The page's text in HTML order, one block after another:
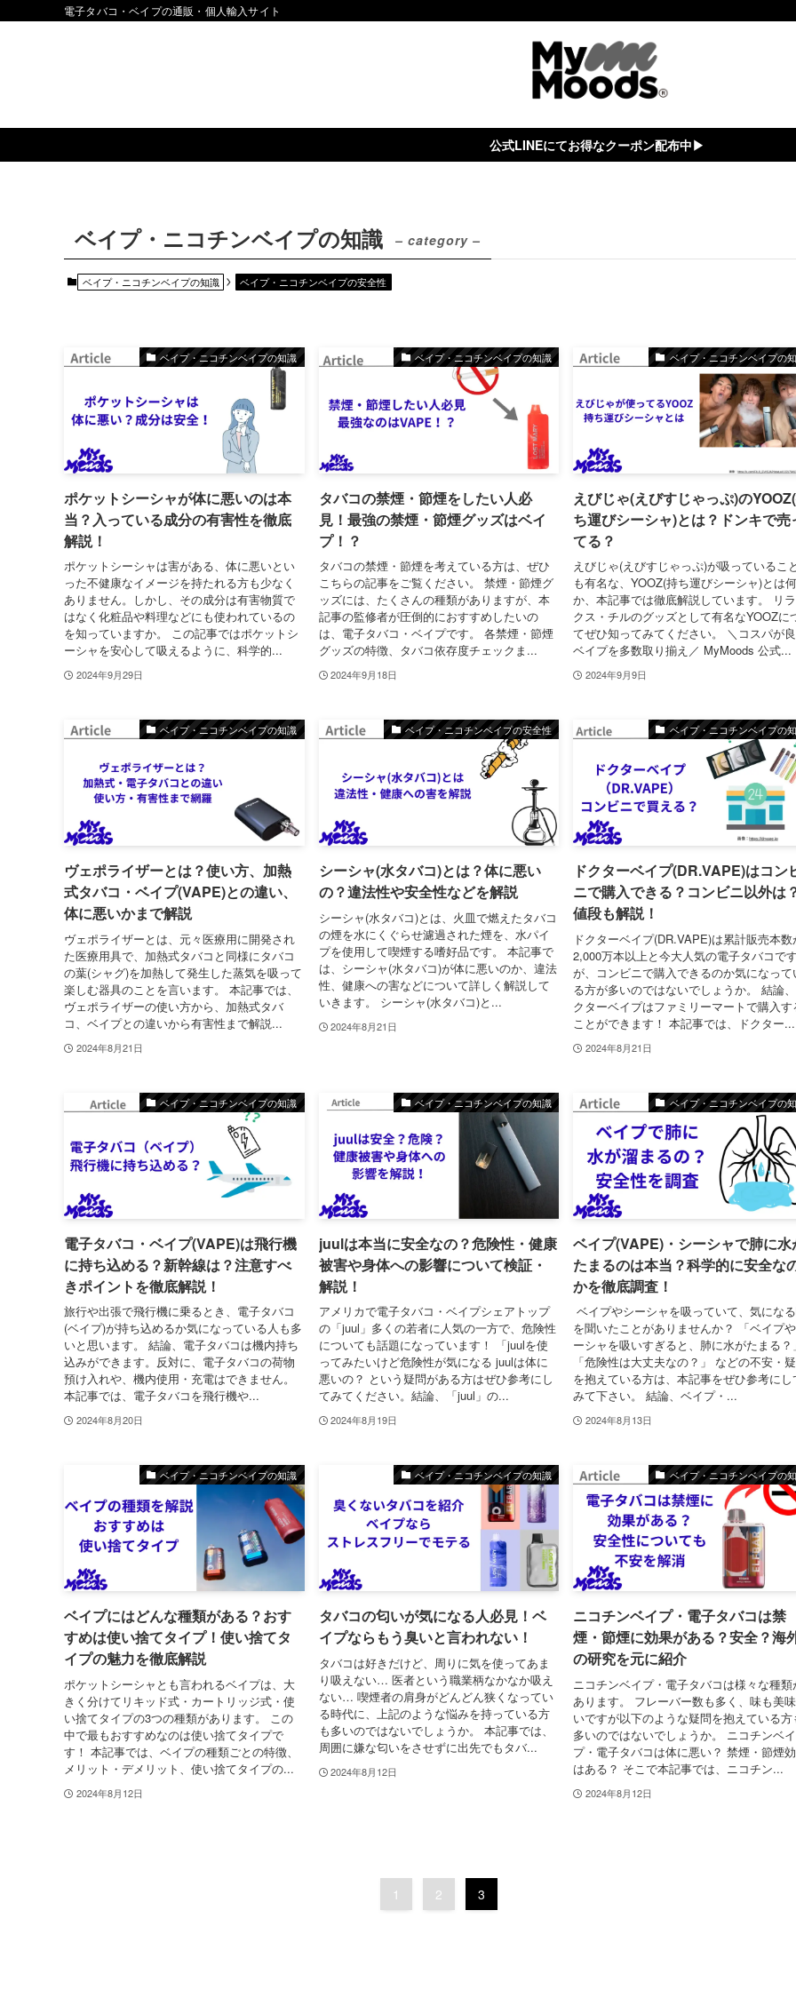
電子タバコ・ベイプの通販・個人輸入サイト
公式LINEにてお得なクーポン配布中▶︎
ベイプ・ニコチンベイプの知識 – category –
ベイプ・ニコチンベイプの知識 ベイプ・ニコチンベイプの安全性
ベイプ・ニコチンベイプの知識
ポケットシーシャが体に悪いのは本
当？入っている成分の有害性を徹底
解説！
ポケットシーシャは害がある、体に悪いとい
った不健康なイメージを持たれる方も少なく
ありません。しかし、その成分は有害物質で
はなく化粧品や料理などにも使われているの
を知っていますか。 この記事ではポケットシ
ーシャを安心して吸えるように、科学的...
2024年9月29日
ベイプ・ニコチンベイプの知識
タバコの禁煙・節煙をしたい人必
見！最強の禁煙・節煙グッズはベイ
プ！？
タバコの禁煙・節煙を考えている方は、ぜひ
こちらの記事をご覧ください。 禁煙・節煙グ
ッズには、たくさんの種類がありますが、本
記事の監修者が圧倒的におすすめしたいの
は、電子タバコ・ベイプです。 各禁煙・節煙
グッズの特徴、タバコ依存度チェックま...
2024年9月18日
ベイプ・ニコチンベイプの
えびじゃ(えびすじゃっぷ)の
ち運びシーシャ)とは？ドンキで売
てる？
えびじゃ(えびすじゃっぷ)が吸っているこ
も有名な、YOOZ(持ち運びシーシャ)とは何
か、本記事では徹底解説しています。 リ
クス・チルのグッズとして有名なYOOZに
てぜひ知ってみてください。 ＼コスパが
ベイプを多数取り揃え／ MyMoods 公式...
2024年9月9日
ベイプ・ニコチンベイプの知識
ヴェポライザーとは？使い方、加熱
式タバコ・ベイプ(VAPE)との違い、
体に悪いかまで解説
ヴェポライザーとは、元々医療用に開発され
た医療用具で、加熱式タバコと同様にタバコ
の葉(シャグ)を加熱して発生した蒸気を吸って
楽しむ器具のことを言います。 本記事では、
ヴェポライザーの使い方から、加熱式タバ
コ、ベイプとの違いから有害性まで解説...
2024年8月21日
ベイプ・ニコチンベイプの安全性
シーシャ(水タバコ)とは？体に悪い
の？違法性や安全性などを解説
シーシャ(水タバコ)とは、火皿で燃えたタバコ
の煙を水にくぐらせ濾過された煙を、水パイ
プを使用して喫煙する嗜好品です。 本記事で
は、シーシャ(水タバコ)が体に悪いのか、違法
性、健康への害などについて詳しく解説して
いきます。 シーシャ(水タバコ)と...
2024年8月21日
ベイプ・ニコチンベイプの
ドクターベイプ(DR.VAPE)はコン
ニで購入できる？コンビニ以外は
値段も解説！
ドクターベイプ(DR.VAPE)は累計販売本数
2,000万本以上と今大人気の電子タバコです
が、コンビニで購入できるのか気になって
る方が多いのではないでしょうか。 結論
クターベイプはファミリーマートで購入す
ことができます！ 本記事では、ドクター...
2024年8月21日
ベイプ・ニコチンベイプの知識
電子タバコ・ベイプ(VAPE)は飛行機
に持ち込める？新幹線は？注意すべ
きポイントを徹底解説！
旅行や出張で飛行機に乗るとき、電子タバコ
(ベイプ)が持ち込めるか気になっている人も多
いと思います。 結論、電子タバコは機内持ち
込みができます。反対に、電子タバコの荷物
預け入れや、機内使用・充電はできません。
本記事では、電子タバコを飛行機や...
2024年8月20日
ベイプ・ニコチンベイプの知識
juulは本当に安全なの？危険性・健康
被害や身体への影響について検証・
解説！
アメリカで電子タバコ・ベイプシェアトップ
の「juul」多くの若者に人気の一方で、危険性
についても話題になっています！ 「juulを使
ってみたいけど危険性が気になる juulは体に
悪いの？ という疑問がある方はぜひ参考にし
てみてください。結論、「juul」の...
2024年8月19日
ベイプ・ニコチンベイプの
ベイプ(VAPE)・シーシャで肺に水
たまるのは本当？科学的に安全な
かを徹底調査！
ベイプやシーシャを吸っていて、気にな
を聞いたことがありませんか？ 「ベイプ
ーシャを吸いすぎると、肺に水がたまる？
「危険性は大丈夫なの？」 などの不安・
を抱えている方は、本記事をぜひ参考にし
みて下さい。 結論、ベイプ・...
2024年8月13日
ベイプ・ニコチンベイプの知識
ベイプにはどんな種類がある？おす
すめは使い捨てタイプ！使い捨てタ
イプの魅力を徹底解説
ポケットシーシャとも言われるベイプは、大
きく分けてリキッド式・カートリッジ式・使
い捨てタイプの3つの種類があります。 この
中で最もおすすめなのは使い捨てタイプで
す！ 本記事では、ベイプの種類ごとの特徴、
メリット・デメリット、使い捨てタイプの...
2024年8月12日
ベイプ・ニコチンベイプの知識
タバコの匂いが気になる人必見！ベ
イプならもう臭いと言われない！
タバコは好きだけど、周りに気を使ってあま
り吸えない… 医者という職業柄なかなか吸え
ない… 喫煙者の肩身がどんどん狭くなってい
る時代に、上記のような悩みを持っている方
も多いのではないでしょうか。 本記事では、
周囲に嫌な匂いをさせずに出先でもタバ...
2024年8月12日
ベイプ・ニコチンベイプの
ニコチンベイプ・電子タバコは禁
煙・節煙に効果がある？安全？海
の研究を元に紹介
ニコチンベイプ・電子タバコは様々な種類
あります。 フレーバー数も多く、味も美
いですが以下のような疑問を抱えている方
多いのではないでしょうか。 ニコチンベイ
プ・電子タバコは体に悪い？ 禁煙・節煙
はある？ そこで本記事では、ニコチン...
2024年8月12日
1 2 3